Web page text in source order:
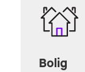
Bolig